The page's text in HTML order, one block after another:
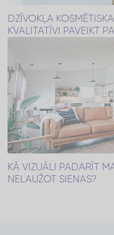
DZĪVOKĻA
KVALITATĪVI PAVEIKT
KĀ VIZUĀLI PADARĪT
NELAUŽOT SIENAS?